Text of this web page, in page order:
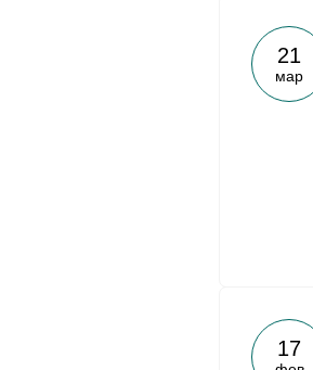
21
мар
17